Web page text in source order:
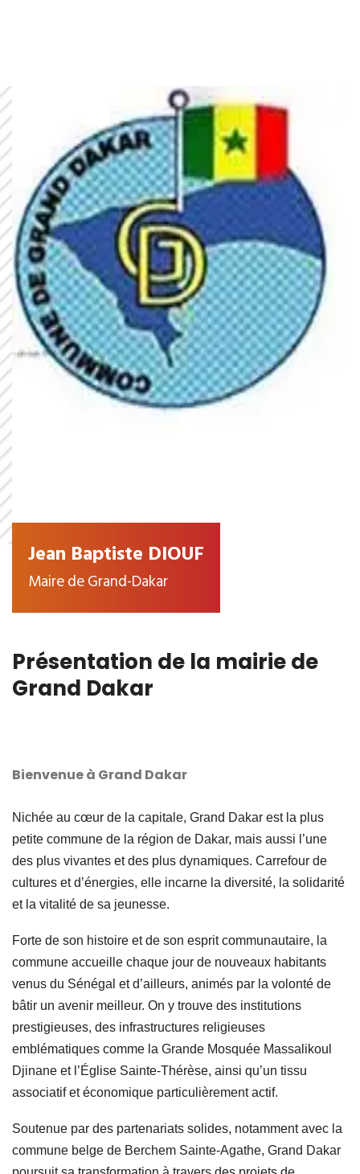
Jean Baptiste DIOUF
Maire de Grand-Dakar
Présentation de la mairie de
Grand Dakar
Bienvenue à Grand Dakar
Nichée au cœur de la capitale, Grand Dakar est la plus
petite commune de la région de Dakar, mais aussi l’une
des plus vivantes et des plus dynamiques. Carrefour de
cultures et d’énergies, elle incarne la diversité, la solidarité
et la vitalité de sa jeunesse.
Forte de son histoire et de son esprit communautaire, la
commune accueille chaque jour de nouveaux habitants
venus du Sénégal et d’ailleurs, animés par la volonté de
bâtir un avenir meilleur. On y trouve des institutions
prestigieuses, des infrastructures religieuses
emblématiques comme la Grande Mosquée Massalikoul
Djinane et l’Église Sainte-Thérèse, ainsi qu’un tissu
associatif et économique particulièrement actif.
Soutenue par des partenariats solides, notamment avec la
commune belge de Berchem Sainte-Agathe, Grand Dakar